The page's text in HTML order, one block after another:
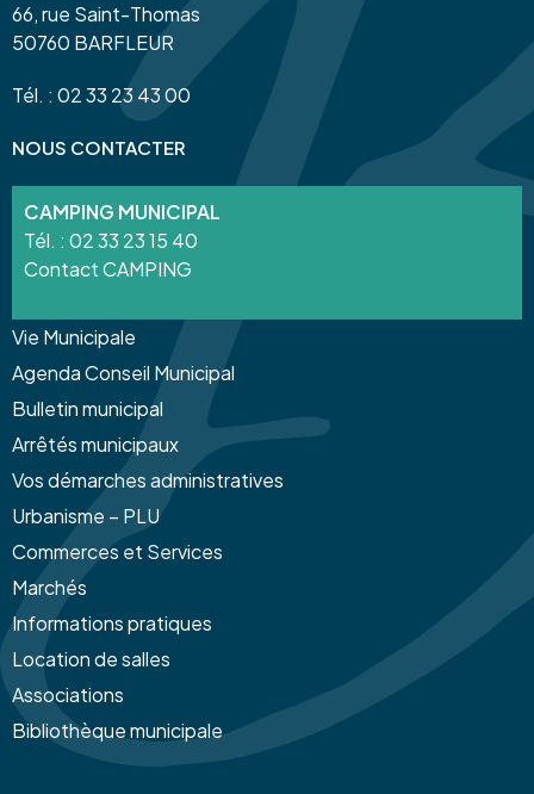
66, rue Saint-Thomas
50760 BARFLEUR
Tél. : 02 33 23 43 00
NOUS CONTACTER
CAMPING MUNICIPAL
Tél. : 02 33 23 15 40
Contact CAMPING
Vie Municipale
Agenda Conseil Municipal
Bulletin municipal
Arrêtés municipaux
Vos démarches administratives
Urbanisme – PLU
Commerces et Services
Marchés
Informations pratiques
Location de salles
Associations
Bibliothèque municipale